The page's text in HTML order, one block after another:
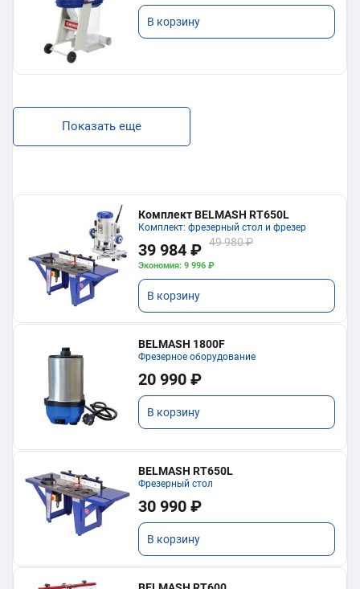
В корзину
Показать еще
Комплект BELMASH RT650L
Комплект: фрезерный стол и фрезер
39 984 ₽ 49 980 ₽
Экономия: 9 996 ₽
В корзину
BELMASH 1800F
Фрезерное оборудование
20 990 ₽
В корзину
BELMASH RT650L
Фрезерный стол
30 990 ₽
В корзину